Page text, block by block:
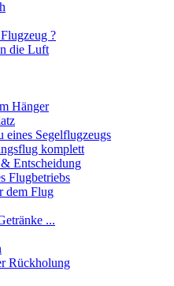
?
die Luft
Hänger
eines Segelflugzeugs
komplett
Entscheidung
Flugbetriebs
dem Flug
...
Rückholung